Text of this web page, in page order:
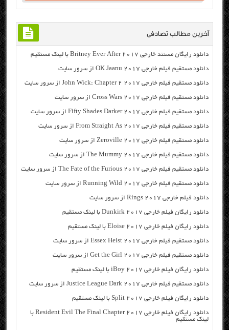
آخرین مطالب تصادفی
دانلود رایگان مسنتد خارجی Britney Ever After 2017 با لینک مستقیم
دانلود مستقیم فیلم خارجی OK Jaanu 2017 از سرور سایت
دانلود مستقیم فیلم خارجی John Wick: Chapter 2 2017 از سرور سایت
دانلود مستقیم فیلم خارجی Cross Wars 2017 از سرور سایت
دانلود مستقیم فیلم خارجی Fifty Shades Darker 2017 از سرور سایت
دانلود مستقیم فیلم خارجی From Straight As 2017 از سرور سایت
دانلود مستقیم فیلم خارجی Zeroville 2017 از سرور سایت
دانلود مستقیم فیلم خارجی The Mummy 2017 از سرور سایت
دانلود مستقیم فیلم خارجی The Fate of the Furious 2017 از سرور سایت
دانلود مستقیم فیلم خارجی Running Wild 2017 از سرور سایت
دانلود فیلم خارجی Rings 2017 از سرور سایت
دانلود رایگان فیلم خارجی Dunkirk 2017 با لینک مستقیم
دانلود رایگان فیلم خارجی Eloise 2017 با لینک مستقیم
دانلود مستقیم فیلم خارجی Essex Heist 2017 از سرور سایت
دانلود مستقیم فیلم خارجی Get the Girl 2017 از سرور سایت
دانلود رایگان فیلم خارجی iBoy 2017 با لینک مستقیم
دانلود مستقیم فیلم خارجی Justice League Dark 2017 از سرور سایت
دانلود رایگان فیلم خارجی Split 2017 با لینک مستقیم
دانلود رایگان فیلم خارجی Resident Evil The Final Chapter 2017 با
لینک مستقیم